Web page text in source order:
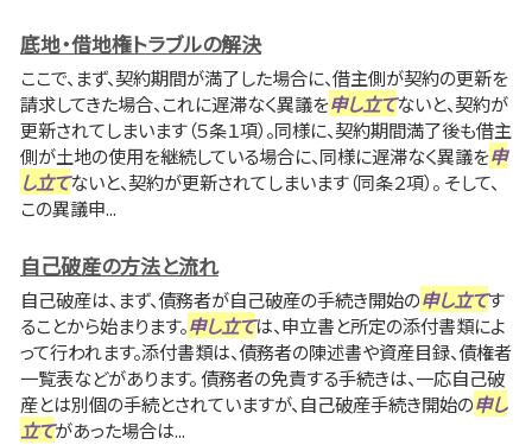
底地・借地権トラブルの解決
ここで、まず、契約期間が満了した場合に、借主側が契約の更新を
請求してきた場合、これに遅滞なく異議を申し立てないと、契約が
更新されてしまいます（５条１項）。同様に、契約期間満了後も借主
側が土地の使用を継続している場合に、同様に遅滞なく異議を申
し立てないと、契約が更新されてしまいます（同条２項）。 そして、
この異議申...
自己破産の方法と流れ
自己破産は、まず、債務者が自己破産の手続き開始の申し立てす
ることから始まります。申し立ては、申立書と所定の添付書類によ
って行われます。添付書類は、債務者の陳述書や資産目録、債権者
一覧表などがあります。 債務者の免責する手続きは、一応自己破
産とは別個の手続とされていますが、自己破産手続き開始の申し
立てがあった場合は...